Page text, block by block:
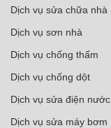
Dịch vụ sửa chữa nhà
Dịch vụ sơn nhà
Dịch vụ chống thấm
Dịch vụ chống dột
Dịch vụ sửa điện nước
Dịch vụ sửa máy bơm